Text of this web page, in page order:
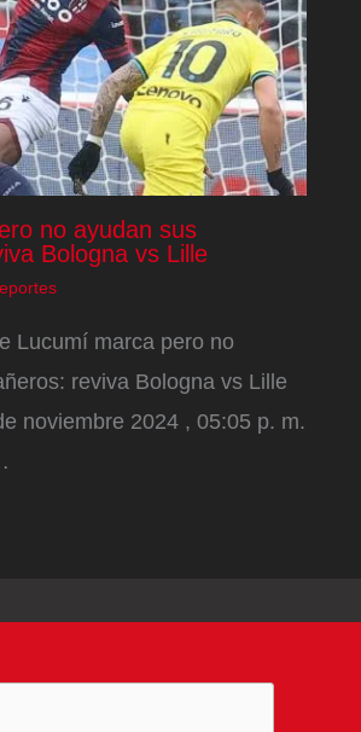
no ayudan sus
Bologna vs Lille
Lucumí marca pero no
reviva Bologna vs Lille
noviembre 2024 , 05:05 p. m.